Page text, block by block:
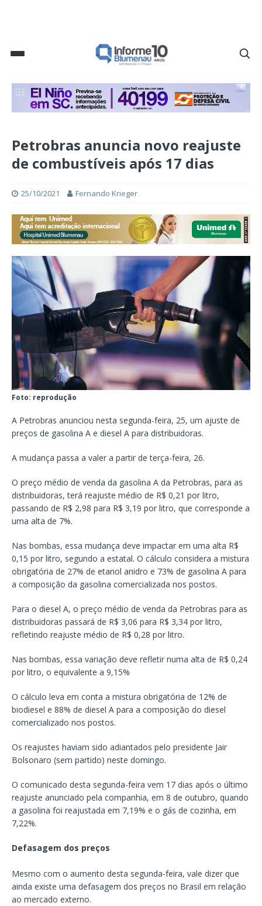
Petrobras anuncia novo reajuste
de combustíveis após 17 dias
25/10/2021 Fernando Krieger
Foto: reprodução
A Petrobras anunciou nesta segunda-feira, 25, um ajuste de
preços de gasolina A e diesel A para distribuidoras.
A mudança passa a valer a partir de terça-feira, 26.
O preço médio de venda da gasolina A da Petrobras, para as
distribuidoras, terá reajuste médio de R$ 0,21 por litro,
passando de R$ 2,98 para R$ 3,19 por litro, que corresponde a
uma alta de 7%.
Nas bombas, essa mudança deve impactar em uma alta R$
0,15 por litro, segundo a estatal. O cálculo considera a mistura
obrigatória de 27% de etanol anidro e 73% de gasolina A para
a composição da gasolina comercializada nos postos.
Para o diesel A, o preço médio de venda da Petrobras para as
distribuidoras passará de R$ 3,06 para R$ 3,34 por litro,
refletindo reajuste médio de R$ 0,28 por litro.
Nas bombas, essa variação deve refletir numa alta de R$ 0,24
por litro, o equivalente a 9,15%
O cálculo leva em conta a mistura obrigatória de 12% de
biodiesel e 88% de diesel A para a composição do diesel
comercializado nos postos.
Os reajustes haviam sido adiantados pelo presidente Jair
Bolsonaro (sem partido) neste domingo.
O comunicado desta segunda-feira vem 17 dias após o último
reajuste anunciado pela companhia, em 8 de outubro, quando
a gasolina foi reajustada em 7,19% e o gás de cozinha, em
7,22%.
Defasagem dos preços
Mesmo com o aumento desta segunda-feira, vale dizer que
ainda existe uma defasagem dos preços no Brasil em relação
ao mercado externo.